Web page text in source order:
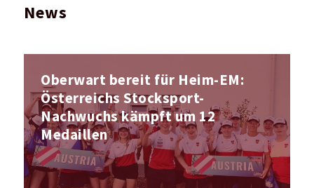
News
Oberwart bereit für Heim-EM:
Österreichs Stocksport-
Nachwuchs kämpft um 12
Medaillen